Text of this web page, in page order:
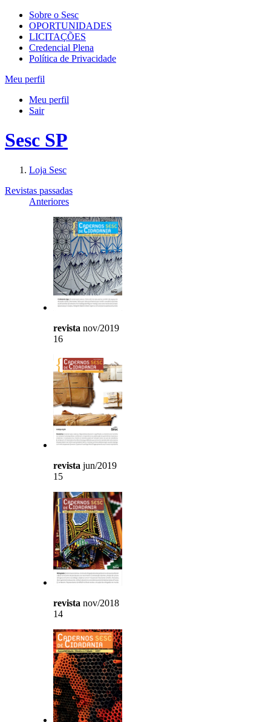
Sobre o Sesc
OPORTUNIDADES
LICITAÇÕES
Credencial Plena
Política de Privacidade
Meu perfil
Meu perfil
Sair
Sesc SP
Loja Sesc
Revistas passadas
Anteriores
revista nov/2019
16
revista jun/2019
15
revista nov/2018
14